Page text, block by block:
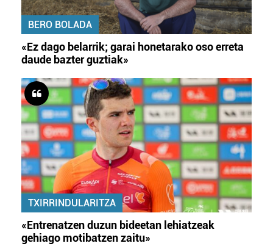
BERO BOLADA
«Ez dago belarrik; garai honetarako oso erreta
daude bazter guztiak»
TXIRRINDULARITZA
«Entrenatzen duzun bideetan lehiatzeak
gehiago motibatzen zaitu»